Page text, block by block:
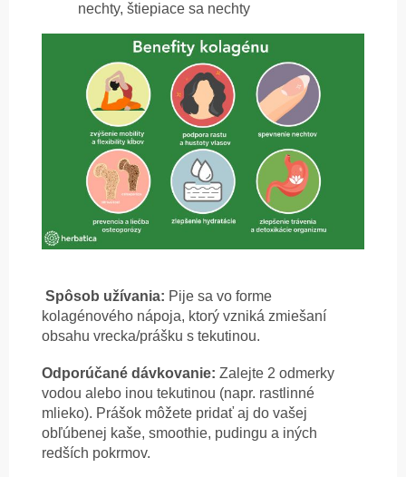
nechty, štiepiace sa nechty
Spôsob užívania: Pije sa vo forme
kolagénového nápoja, ktorý vzniká zmiešaní
obsahu vrecka/prášku s tekutinou.
Odporúčané dávkovanie: Zalejte 2 odmerky
vodou alebo inou tekutinou (napr. rastlinné
mlieko). Prášok môžete pridať aj do vašej
obľúbenej kaše, smoothie, pudingu a iných
redších pokrmov.